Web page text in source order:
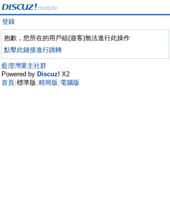
登錄
抱歉，您所在的用戶組(遊客)無法進行此操作
點擊此鏈接進行跳轉
藍澄灣業主社群
Powered by Discuz! X2
首頁 標準版 精簡版 電腦版